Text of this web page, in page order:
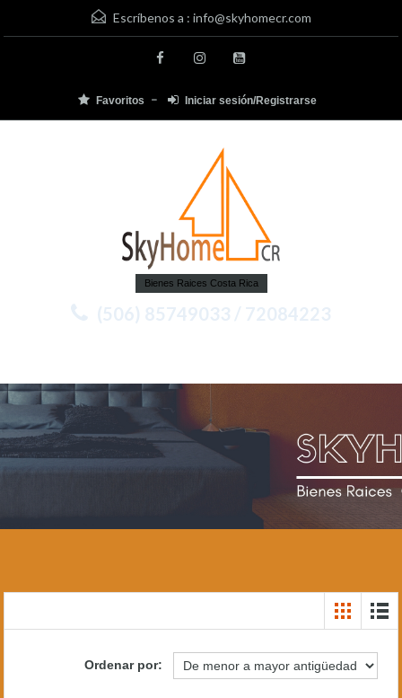
Escríbenos a : info@skyhomecr.com
Favoritos Iniciar sesión/Registrarse
Bienes Raices Costa Rica
(506) 85749033 / 72084223
Ordenar por: